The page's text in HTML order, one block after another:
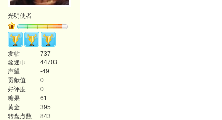
光明使者
发帖
737
蕊迷币
44703
声望
-49
贡献值
0
好评度
0
糖果
61
黄金
395
转盘点数
843